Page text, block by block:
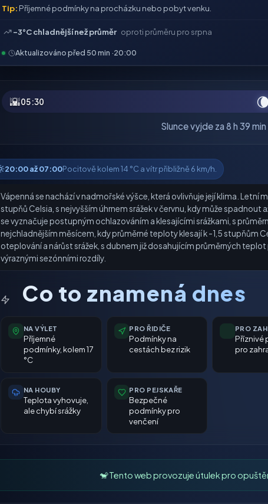
Tip: Příjemné podmínky na procházku nebo pobyt venku.
-3°C chladnější než průměr oproti průměru pro srpna
Aktualizováno před 50 min ·20:00
🌇05:30
Slunce vyjde za 8 h 39
20:00 až 07:00Pocitově kolem 14 °C a vítr přibližně 6 km/h.
Vápenná se nachází v nadmořské výšce, která ovlivňuje její klima.
stupňů Celsia, s nejvyšším úhrnem srážek v červnu, kdy může
se vyznačuje postupným ochlazováním a klesajícími srážkami, s
nejchladnějším měsícem, kdy průměrné teploty klesají k -1,5 stupňům
oteplování a nárůst srážek, s dubnem již dosahujícím průměrných
výraznými sezónními rozdíly.
Co to znamená dnes
NA VÝLET
Příjemné
podmínky, kolem 17
°C
PRO ŘIDIČE
Podmínky na
cestách bez rizik
PRO
Příznivé
pro
NA HOUBY
Teplota vyhovuje,
ale chybí srážky
PRO PEJSKAŘE
Bezpečné
podmínky pro
venčení
🐒 Tento web provozuje útulek pro